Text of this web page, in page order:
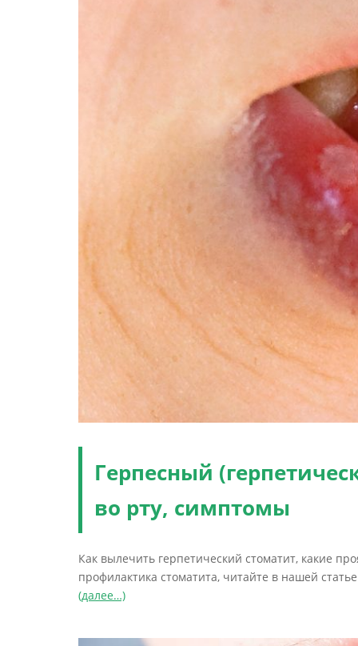
Герпесный
во рту, симптомы
Как вылечить герпетический стоматит, какие
профилактика стоматита, читайте в нашей
(далее…)